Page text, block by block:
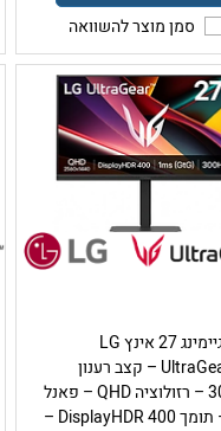
סמן מוצר להשוואה
מסך גיימינג 27 אינץ LG
UltraGear G6 – קצב רענון
300Hz – רזולוציה QHD – פאנל
IPS – תומך DisplayHDR 400 –